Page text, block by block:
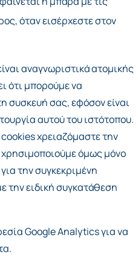
όταν εισέρχεστε στον
αναγνωριστικά ατομικής
ότι μπορούμε να
συσκευή σας, εφόσον είναι
αυτού του ιστότοπου.
χρειαζόμαστε την
όμως μόνο
την συγκεκριμένη
την ειδική συγκατάθεση
Google Analytics για να